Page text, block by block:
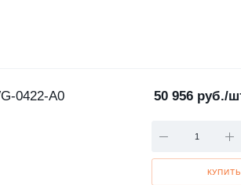
0422-A0 50 956 руб./